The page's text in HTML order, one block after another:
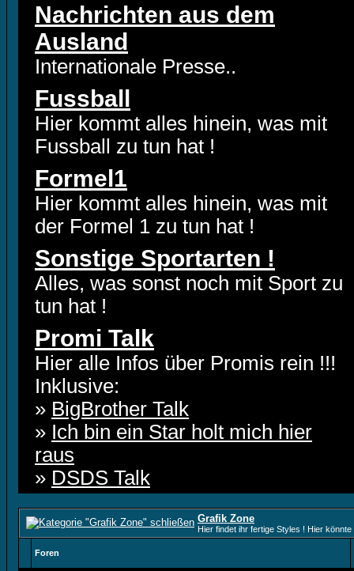
Nachrichten aus dem
Ausland
Internationale Presse..
Fussball
Hier kommt alles hinein, was mit
Fussball zu tun hat !
Formel1
Hier kommt alles hinein, was mit
der Formel 1 zu tun hat !
Sonstige Sportarten !
Alles, was sonst noch mit Sport zu
tun hat !
Promi Talk
Hier alle Infos über Promis rein !!!
Inklusive:
» BigBrother Talk
» Ich bin ein Star holt mich hier
raus
» DSDS Talk
Grafik Zone
Hier findet ihr fertige Styles ! Hier
Foren